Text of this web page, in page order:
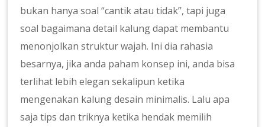
bukan hanya soal “cantik atau tidak”, tapi juga
soal bagaimana detail kalung dapat membantu
menonjolkan struktur wajah. Ini dia rahasia
besarnya, jika anda paham konsep ini, anda bisa
terlihat lebih elegan sekalipun ketika
mengenakan kalung desain minimalis. Lalu apa
saja tips dan triknya ketika hendak memilih